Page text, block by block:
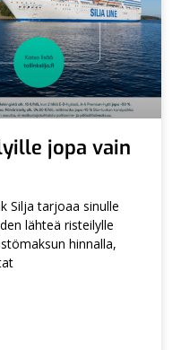
jopa vain
Silja tarjoaa sinulle
lähteä risteilylle
hinnalla,